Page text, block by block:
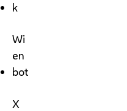
k
Wi
en
bot
X